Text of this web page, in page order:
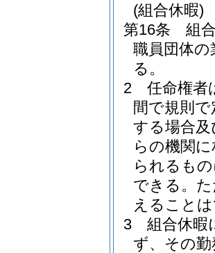
(組合休暇)
第16条
組
職員団体
る。
2
任命権者
間で規則
する場合
らの機関
られるも
できる。
えること
3
組合休暇
ず、その